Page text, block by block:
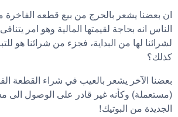
ان بعضنا يشعر بالحرج من بيع قطعه الفاخرة
الناس انه بحاجة لقيمتها المالية وهو امر
لشرائنا لها من البداية، فجزء من شرائنا هو
كذلك؟
بعضنا الآخر يشعر بالعيب في شراء القطعة
(مستعملة) وكأنه غير قادر على الوصول الى
الجديدة من البوتيك!